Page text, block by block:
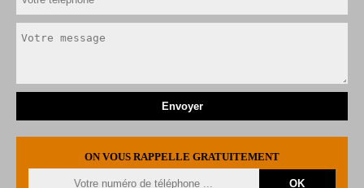
ON VOUS RAPPELLE GRATUITEMENT